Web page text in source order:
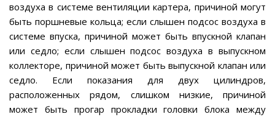
воздуха в системе вентиляции картера, причиной могут
быть поршневые кольца; если слышен подсос воздуха в
системе впуска, причиной может быть впускной клапан
или седло; если слышен подсос воздуха в выпускном
коллекторе, причиной может быть выпускной клапан или
седло. Если показания для двух цилиндров,
расположенных рядом, слишком низкие, причиной
может быть прогар прокладки головки блока между